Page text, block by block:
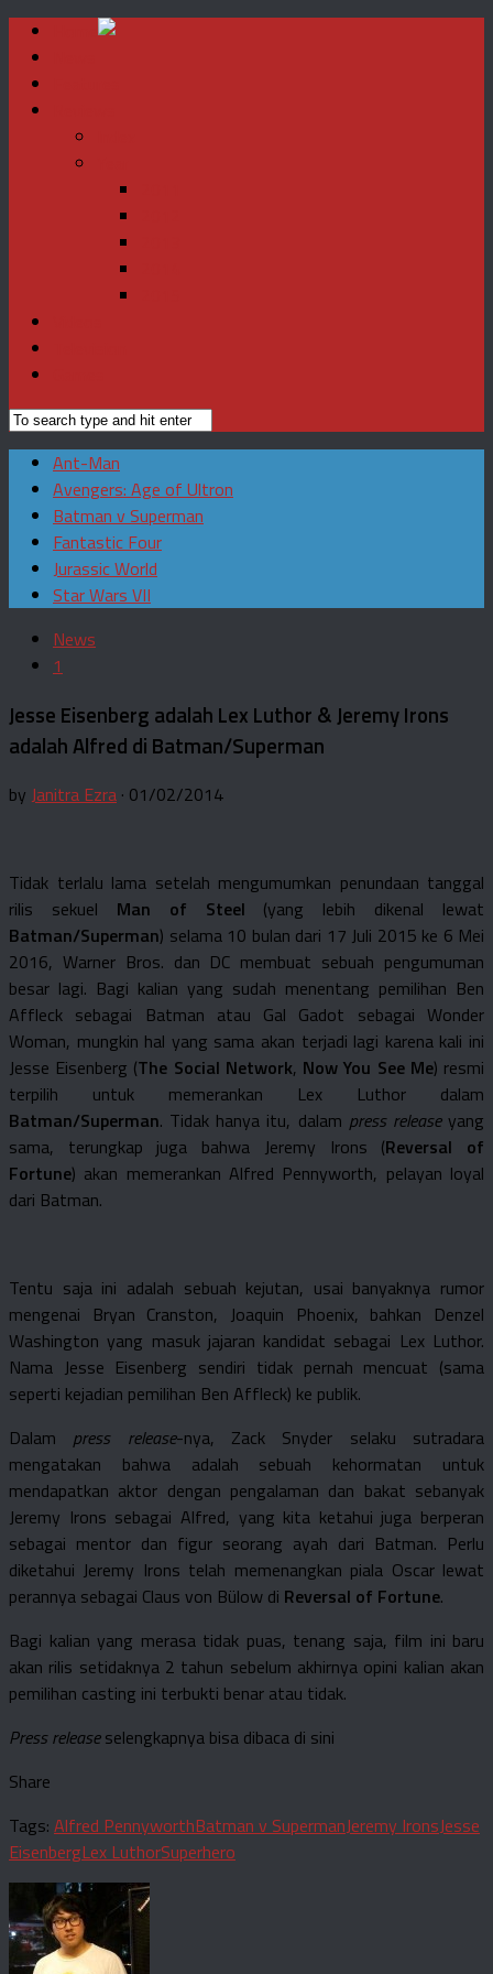
Ant-Man
Avengers: Age of Ultron
Batman v Superman
Fantastic Four
Jurassic World
Star Wars VII
News
1
Jesse Eisenberg adalah Lex Luthor & Jeremy Irons
adalah Alfred di Batman/Superman
by Janitra Ezra · 01/02/2014
Tidak terlalu lama setelah mengumumkan penundaan tanggal
rilis sekuel Man of Steel (yang lebih dikenal lewat
Batman/Superman) selama 10 bulan dari 17 Juli 2015 ke 6 Mei
2016, Warner Bros. dan DC membuat sebuah pengumuman
besar lagi. Bagi kalian yang sudah menentang pemilihan Ben
Affleck sebagai Batman atau Gal Gadot sebagai Wonder
Woman, mungkin hal yang sama akan terjadi lagi karena kali ini
Jesse Eisenberg (The Social Network, Now You See Me) resmi
terpilih untuk memerankan Lex Luthor dalam
Batman/Superman. Tidak hanya itu, dalam press releaseyang
sama, terungkap juga bahwa Jeremy Irons (Reversal of
Fortune) akan memerankan Alfred Pennyworth, pelayan loyal
dari Batman.
Tentu saja ini adalah sebuah kejutan, usai banyaknya rumor
mengenai Bryan Cranston, Joaquin Phoenix, bahkan Denzel
Washington yang masuk jajaran kandidat sebagai Lex Luthor.
Nama Jesse Eisenberg sendiri tidak pernah mencuat (sama
seperti kejadian pemilihan Ben Affleck) ke publik.
Dalam press release-nya, Zack Snyder selaku sutradara
mengatakan bahwa adalah sebuah kehormatan untuk
mendapatkan aktor dengan pengalaman dan bakat sebanyak
Jeremy Irons sebagai Alfred, yang kita ketahui juga berperan
sebagai mentor dan figur seorang ayah dari Batman. Perlu
diketahui Jeremy Irons telah memenangkan piala Oscar lewat
perannya sebagai Claus von Bülow di Reversal of Fortune.
Bagi kalian yang merasa tidak puas, tenang saja, film ini baru
akan rilis setidaknya 2 tahun sebelum akhirnya opini kalian akan
pemilihan casting ini terbukti benar atau tidak.
Press releaseselengkapnya bisa dibaca di sini
Share
Tags: Alfred PennyworthBatman v SupermanJeremy IronsJesse
EisenbergLex LuthorSuperhero